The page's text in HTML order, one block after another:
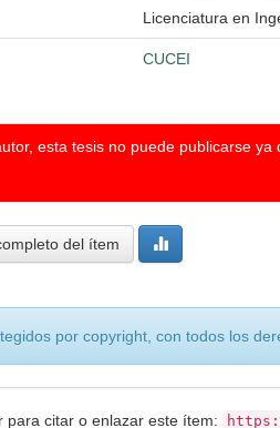
Licenciatura en
CUCEI
esta tesis no puede publicarse
del ítem
por copyright, con todos los
para citar o enlazar este ítem: